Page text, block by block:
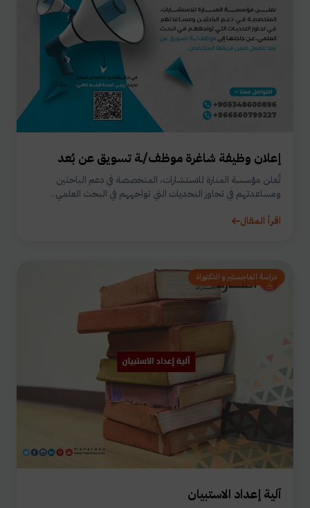
إعلان وظيفة شاغرة موظف/ـة تسويق عن بُعد
تُعلن مؤسسة المنارة للاستشارات، المتخصصة في دعم الباحثين
ومساعدتهم في تجاوز التحديات التي تواجههم في البحث العلمي..
اقرأ المقال
دراسة الماجستير و الدكتوراة
آلية إعداد الاستبيان